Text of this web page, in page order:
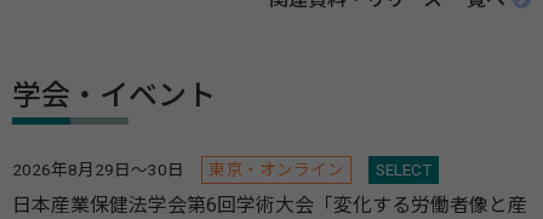
学会・イベント
2026年8月29日～30日 東京・オンライン SELECT
日本産業保健法学会第6回学術大会「変化する労働者像と産